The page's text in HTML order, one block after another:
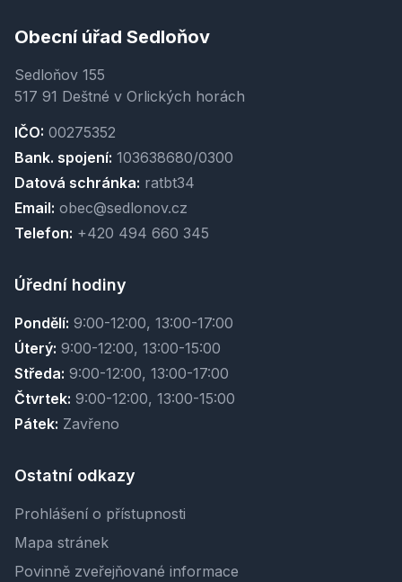
Obecní úřad Sedloňov
Sedloňov 155
517 91 Deštné v Orlických horách
IČO: 00275352
Bank. spojení: 103638680/0300
Datová schránka: ratbt34
Email: obec@sedlonov.cz
Telefon: +420 494 660 345
Úřední hodiny
Pondělí: 9:00-12:00, 13:00-17:00
Úterý: 9:00-12:00, 13:00-15:00
Středa: 9:00-12:00, 13:00-17:00
Čtvrtek: 9:00-12:00, 13:00-15:00
Pátek: Zavřeno
Ostatní odkazy
Prohlášení o přístupnosti
Mapa stránek
Povinně zveřejňované informace